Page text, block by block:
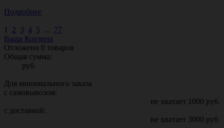
Подробнее
1 2 3 4 5 ... 77
Ваша Корзина
Отложено 0 товаров
Общая сумма:
руб.
Для минимального заказа
с самовывозом:
не хватает 1000 руб.
с доставкой:
не хватает 3000 руб.